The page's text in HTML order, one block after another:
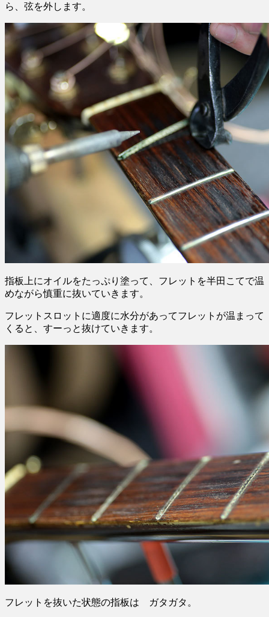
ら、弦を外します。
指板上にオイルをたっぷり塗って、フレットを半田こてで温
めながら慎重に抜いていきます。
フレットスロットに適度に水分があってフレットが温まって
くると、すーっと抜けていきます。
フレットを抜いた状態の指板は ガタガタ。